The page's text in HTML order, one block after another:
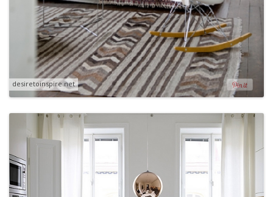
desiretoinspire.net